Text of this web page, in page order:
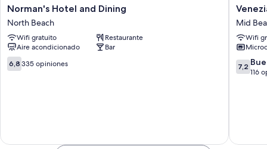
buenas opiniones sobre la limpieza de las habitaciones en esta
propiedad.
También se incluyen los siguientes beneficios adicionales en todas las
habitaciones:
Baños con bañeras con ducha y artículos de tocador gratuitos
Norman's
Hotel
and
Dining
North
Beach
Norman's Hotel and Dining
North Beach
Wifi gratuito
Restaurante
Aire acondicionado
Bar
6.8
de
6,8 335 opiniones
Venezia
hotel
by
At
Mine
Mid
Mid
Wifi
7.2
de
7,2
116